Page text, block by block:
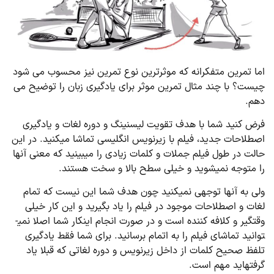
اما تمرین متفکرانه که موثرترین نوع تمرین نیز محسوب می شود
چیست؟ با چند مثال تمرین موثر برای یادگیری زبان را توضیح می
دهم.
فرض کنید شما با هدف تقویت لیسنینگ و دوره لغات و یادگیری
اصطلاحات جدید، فیلم با زیرنویس انگلیسی تماشا می­کنید. در این
حالت در طول فیلم جملات و کلمات زیادی را می­بینید که معنی آنها
را متوجه نمی­شوید و خیلی سطح بالا و سخت هستند.
ولی به آنها توجهی نمی­کنید چون هدف شما این نیست که تمام
لغات و اصطلاحات موجود در فیلم را یاد بگیرید و این کار خیلی
وقت­گیر و کلافه کننده است و در صورت انجام اینکار شما اصلا نمی­
توانید تماشای فیلم را به اتمام برسانید. برای شما فقط یادگیری
تلفظ صحیح کلمات از داخل زیرنویس و دوره لغاتی که قبلا یاد
گرفته­اید مهم است.